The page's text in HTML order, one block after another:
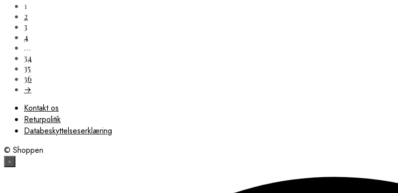
1
2
3
4
…
34
35
36
→
Kontakt os
Returpolitik
Databeskyttelseserklæring
© Shoppen
×